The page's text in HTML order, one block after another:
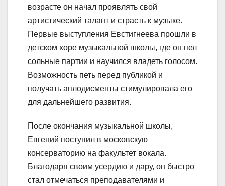
возрасте он начал проявлять свой
артистический талант и страсть к музыке.
Первые выступления Евстигнеева прошли в
детском хоре музыкальной школы, где он пел
сольные партии и научился владеть голосом.
Возможность петь перед публикой и
получать аплодисменты стимулировала его
для дальнейшего развития.
После окончания музыкальной школы,
Евгений поступил в московскую
консерваторию на факультет вокала.
Благодаря своим усердию и дару, он быстро
стал отмечаться преподавателями и